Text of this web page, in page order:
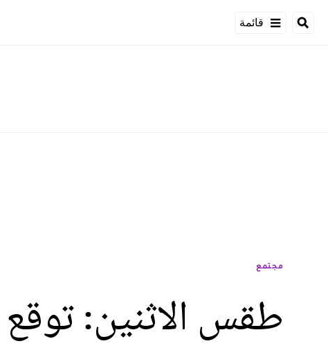
قائمة
مجتمع
طقس الاثنين: